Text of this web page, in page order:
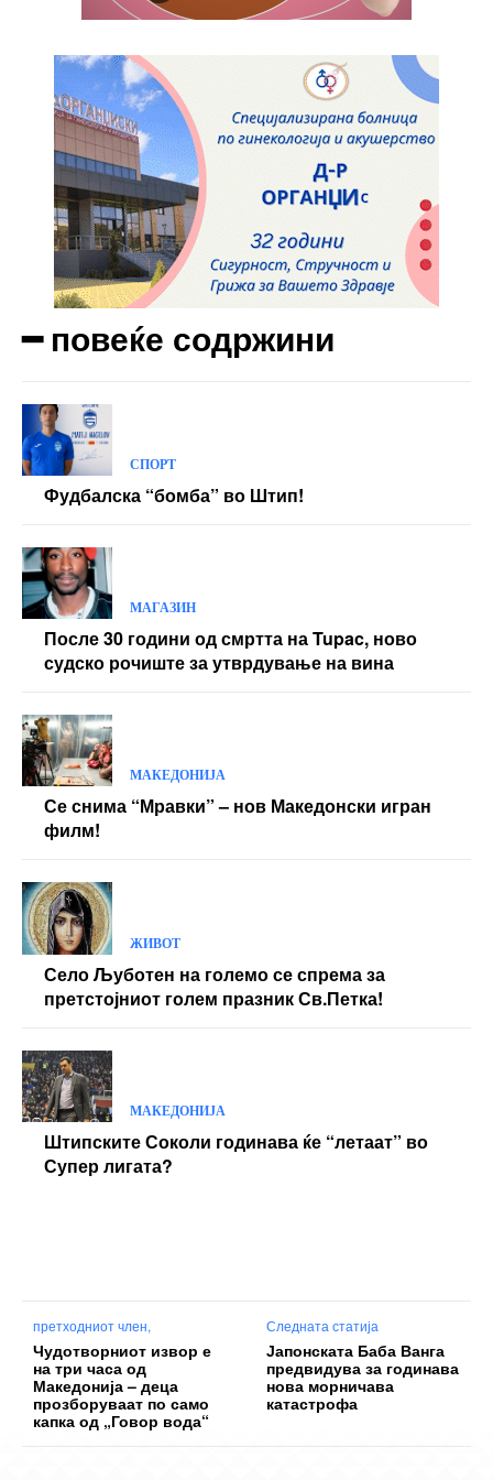
Praesent euismod ac
Nullam eu erat condimentum
Donec quis est ac felis
Orci varius natoque dolor
Yearly pricing
━ повеќе содржини
СПОРТ
Фудбалска “бомба” во Штип!
МАГАЗИН
После 30 години од смртта на Tupac, ново
судско рочиште за утврдување на вина
МАКЕДОНИЈА
Се снима “Мравки” – нов Македонски игран
филм!
ЖИВОТ
Село Љуботен на големо се спрема за
претстојниот голем празник Св.Петка!
МАКЕДОНИЈА
Штипските Соколи годинава ќе “летаат” во
Супер лигата?
претходниот член,
Чудотворниот извор е
на три часа од
Македонија – деца
прозборуваат по само
капка од „Говор вода“
Следната статија
Јапонската Баба Ванга
предвидува за годинава
нова морничава
катастрофа